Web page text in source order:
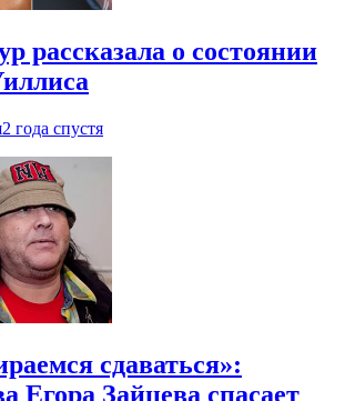
рассказала о состоянии
2 года спустя
сдаваться»:
Егора Зайцева спасает